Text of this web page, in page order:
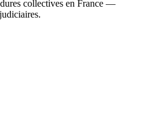
collectives en France —